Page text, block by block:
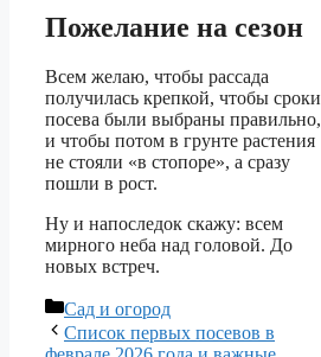
Пожелание на сезон
Всем желаю, чтобы рассада
получилась крепкой, чтобы сроки
посева были выбраны правильно,
и чтобы потом в грунте растения
не стояли «в стопоре», а сразу
пошли в рост.
Ну и напоследок скажу: всем
мирного неба над головой. До
новых встреч.
Рубрики
Сад и огород
Список первых посевов в